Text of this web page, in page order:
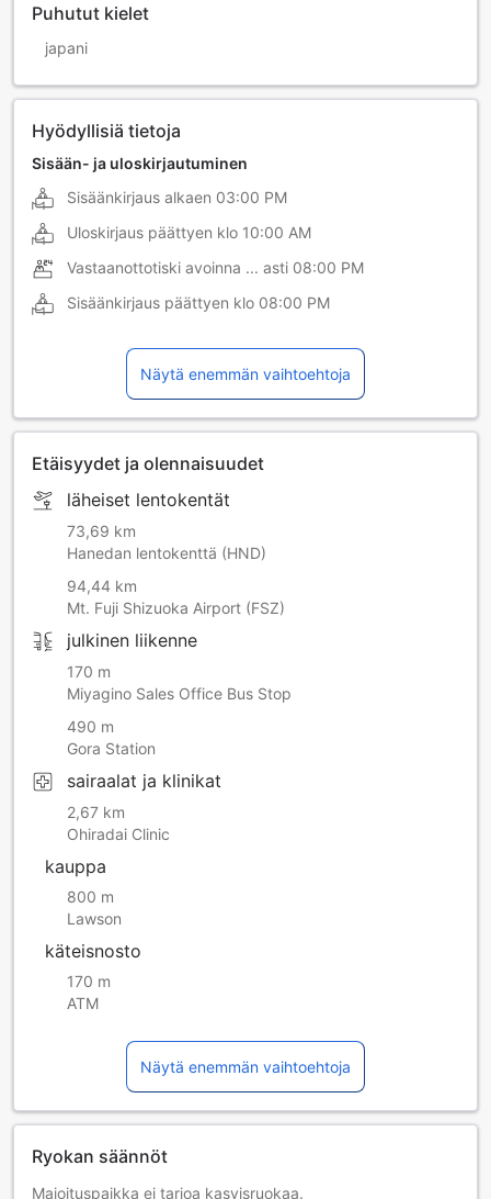
Puhutut kielet
japani
Hyödyllisiä tietoja
Sisään- ja uloskirjautuminen
Sisäänkirjaus alkaen 03:00 PM
Uloskirjaus päättyen klo 10:00 AM
Vastaanottotiski avoinna ... asti 08:00 PM
Sisäänkirjaus päättyen klo 08:00 PM
Näytä enemmän vaihtoehtoja
Etäisyydet ja olennaisuudet
läheiset lentokentät
73,69 km
Hanedan lentokenttä (HND)
94,44 km
Mt. Fuji Shizuoka Airport (FSZ)
julkinen liikenne
170 m
Miyagino Sales Office Bus Stop
490 m
Gora Station
sairaalat ja klinikat
2,67 km
Ohiradai Clinic
kauppa
800 m
Lawson
käteisnosto
170 m
ATM
Näytä enemmän vaihtoehtoja
Ryokan säännöt
Majoituspaikka ei tarjoa kasvisruokaa.